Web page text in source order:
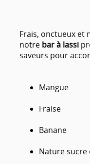
Frais, onctueux et
notre bar à lassi
saveurs pour
Mangue
Fraise
Banane
Nature sucre